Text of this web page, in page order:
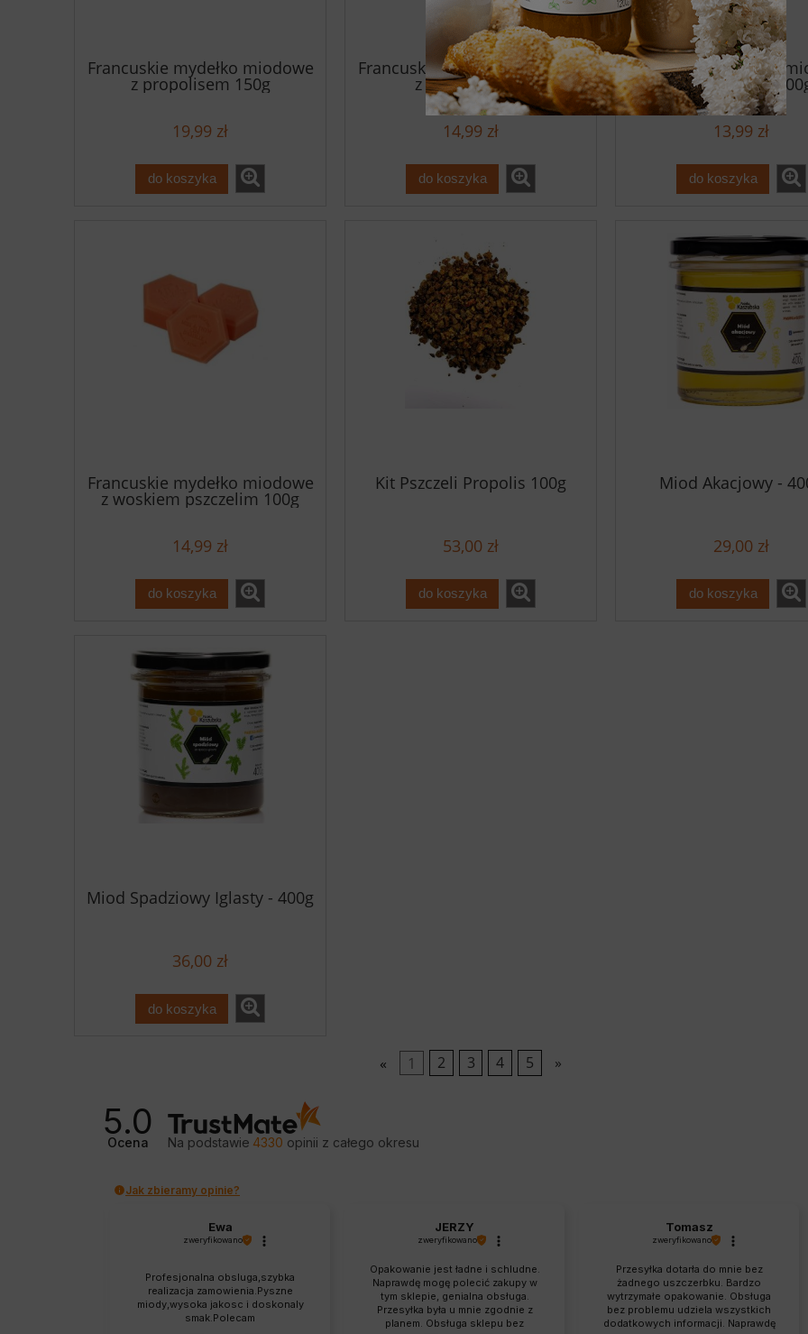
Francuskie mydełko miodowe
z propolisem 150g
19,99 zł
do koszyka
Francuskie mydełko miodowe
z pyłkiem 100g
14,99 zł
do koszyka
Francuskie mydełko
z tymiankiem
13,99 zł
do koszyka
Francuskie mydełko miodowe
z woskiem pszczelim 100g
14,99 zł
do koszyka
Kit Pszczeli Propolis 100g
53,00 zł
do koszyka
Miod Akacjowy -
29,00 zł
do koszyka
Miod Spadziowy Iglasty - 400g
36,00 zł
do koszyka
« 1 2 3 4 5 »
5.0
Ocena Na podstawie 4330 opinii z całego okresu
Jak zbieramy opinie?
Ewa
zweryfikowano
Profesjonalna obsluga,szybka
realizacja zamowienia.Pyszne
miody,wysoka jakosc i doskonaly
smak.Polecam
JERZY
zweryfikowano
Opakowanie jest ładne i schludne.
Naprawdę mogę polecić zakupy w
tym sklepie, genialna obsługa.
Przesyłka była u mnie zgodnie z
planem. Obsługa sklepu bez
Tomasz
zweryfikowano
Przesyłka dotarła do mnie bez
żadnego uszczerbku. Bardzo
wytrzymałe opakowanie. Obsługa
bez problemu udziela wszystkich
dodatkowych informacji. Naprawdę